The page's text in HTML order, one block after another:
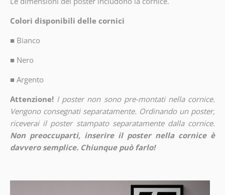
Colori disponibili delle cornici
■ Bianco
■ Nero
■ Argento
Attenzione! I poster non sono pre-montati nella cornice.
Vengono consegnati separatamente. Ordinando un poster,
riceverai il poster stampato separatamente dalla cornice.
Non preoccuparti, inserire il poster nella cornice è
davvero semplice. Chiunque può farlo!